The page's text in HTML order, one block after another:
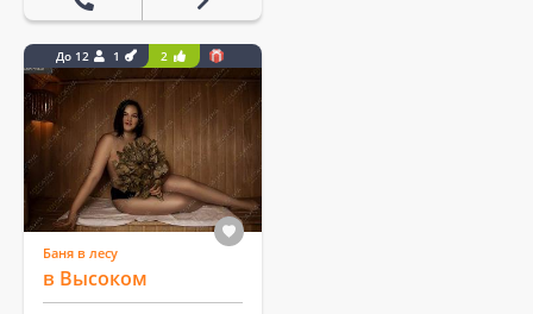
До 12 1 2
Баня в лесу
в Высоком